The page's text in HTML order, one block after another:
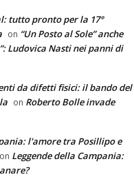
tutto pronto per la 17°
on “Un Posto al Sole” anche
Ludovica Nasti nei panni di
da difetti fisici: il bando del
on Roberto Bolle invade
l'amore tra Posillipo e
on Leggende della Campania: